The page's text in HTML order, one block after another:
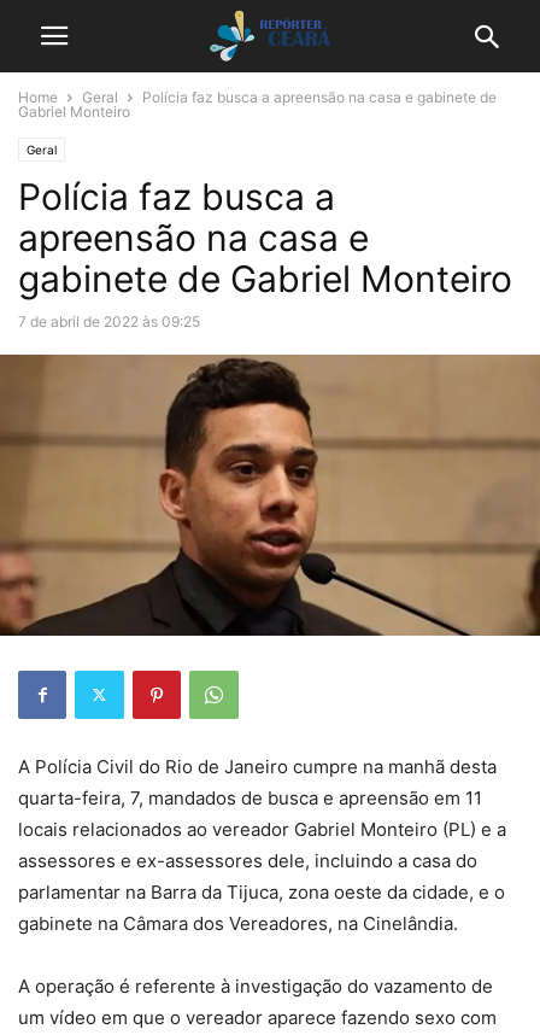
Home Geral
Polícia faz busca a apreensão na casa e gabinete de
Gabriel Monteiro
Geral
Polícia faz busca a
apreensão na casa e
gabinete de Gabriel Monteiro
7 de abril de 2022 às 09:25
A Polícia Civil do Rio de Janeiro cumpre na manhã desta
quarta-feira, 7, mandados de busca e apreensão em 11
locais relacionados ao vereador Gabriel Monteiro (PL) e a
assessores e ex-assessores dele, incluindo a casa do
parlamentar na Barra da Tijuca, zona oeste da cidade, e o
gabinete na Câmara dos Vereadores, na Cinelândia.
A operação é referente à investigação do vazamento de
um vídeo em que o vereador aparece fazendo sexo com